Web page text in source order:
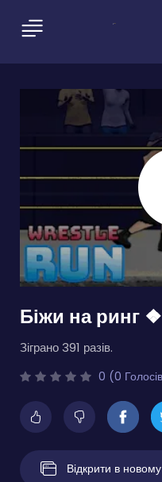
Біжи на ринг
Зіграно 391 разів.
0 (0
Відкрити в новому